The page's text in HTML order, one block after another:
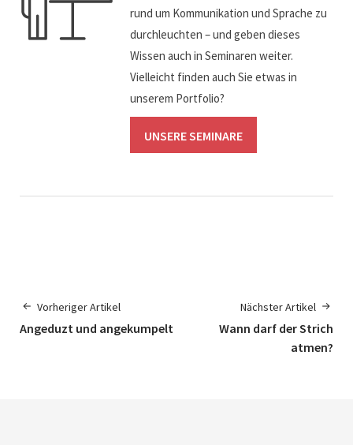
rund um Kommunikation und Sprache zu
durchleuchten – und geben dieses
Wissen auch in Seminaren weiter.
Vielleicht finden auch Sie etwas in
unserem Portfolio?
UNSERE SEMINARE
Vorheriger Artikel
Angeduzt und angekumpelt
Nächster Artikel
Wann darf der Strich
atmen?